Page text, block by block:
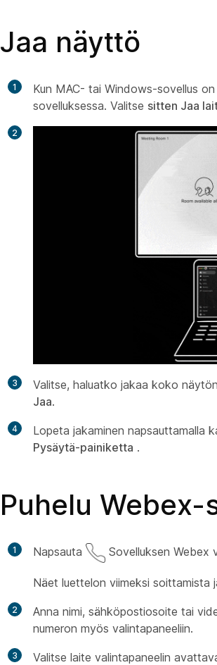
Jaa näyttö
1
Kun MAC- tai Windows-sovellus
sovelluksessa. Valitse sitten Jaa
2
3
Valitse, haluatko jakaa koko
Jaa.
4 Lopeta jakaminen napsauttamalla
Pysäytä-painiketta .
Puhelu
1 Napsauta Sovelluksen Webex
Näet luettelon viimeksi soittamista
2
Anna nimi, sähköpostiosoite tai
numeron myös valintapaneeliin.
3
Valitse laite valintapaneelin